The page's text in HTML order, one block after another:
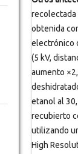
obtenida
electrónico
(5 kV,
aumento
etanol al
recubierto
utilizando
High